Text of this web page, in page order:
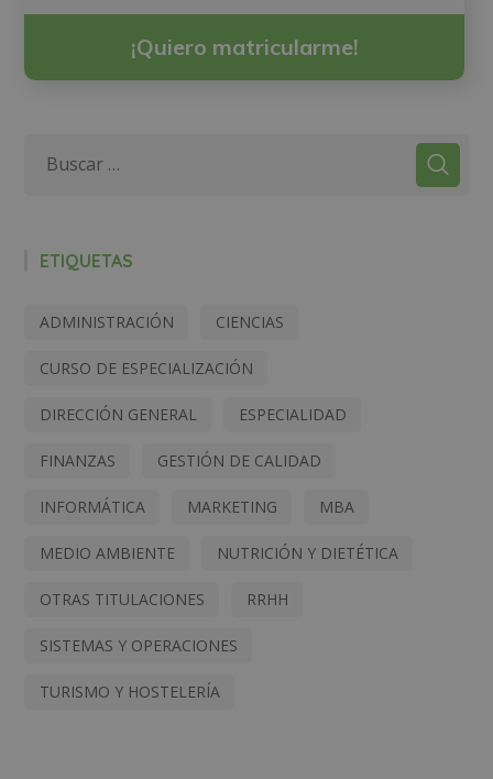
¡Quiero matricularme!
ETIQUETAS
ADMINISTRACIÓN CIENCIAS
CURSO DE ESPECIALIZACIÓN
DIRECCIÓN GENERAL ESPECIALIDAD
FINANZAS GESTIÓN DE CALIDAD
INFORMÁTICA MARKETING MBA
MEDIO AMBIENTE NUTRICIÓN Y DIETÉTICA
OTRAS TITULACIONES RRHH
SISTEMAS Y OPERACIONES
TURISMO Y HOSTELERÍA